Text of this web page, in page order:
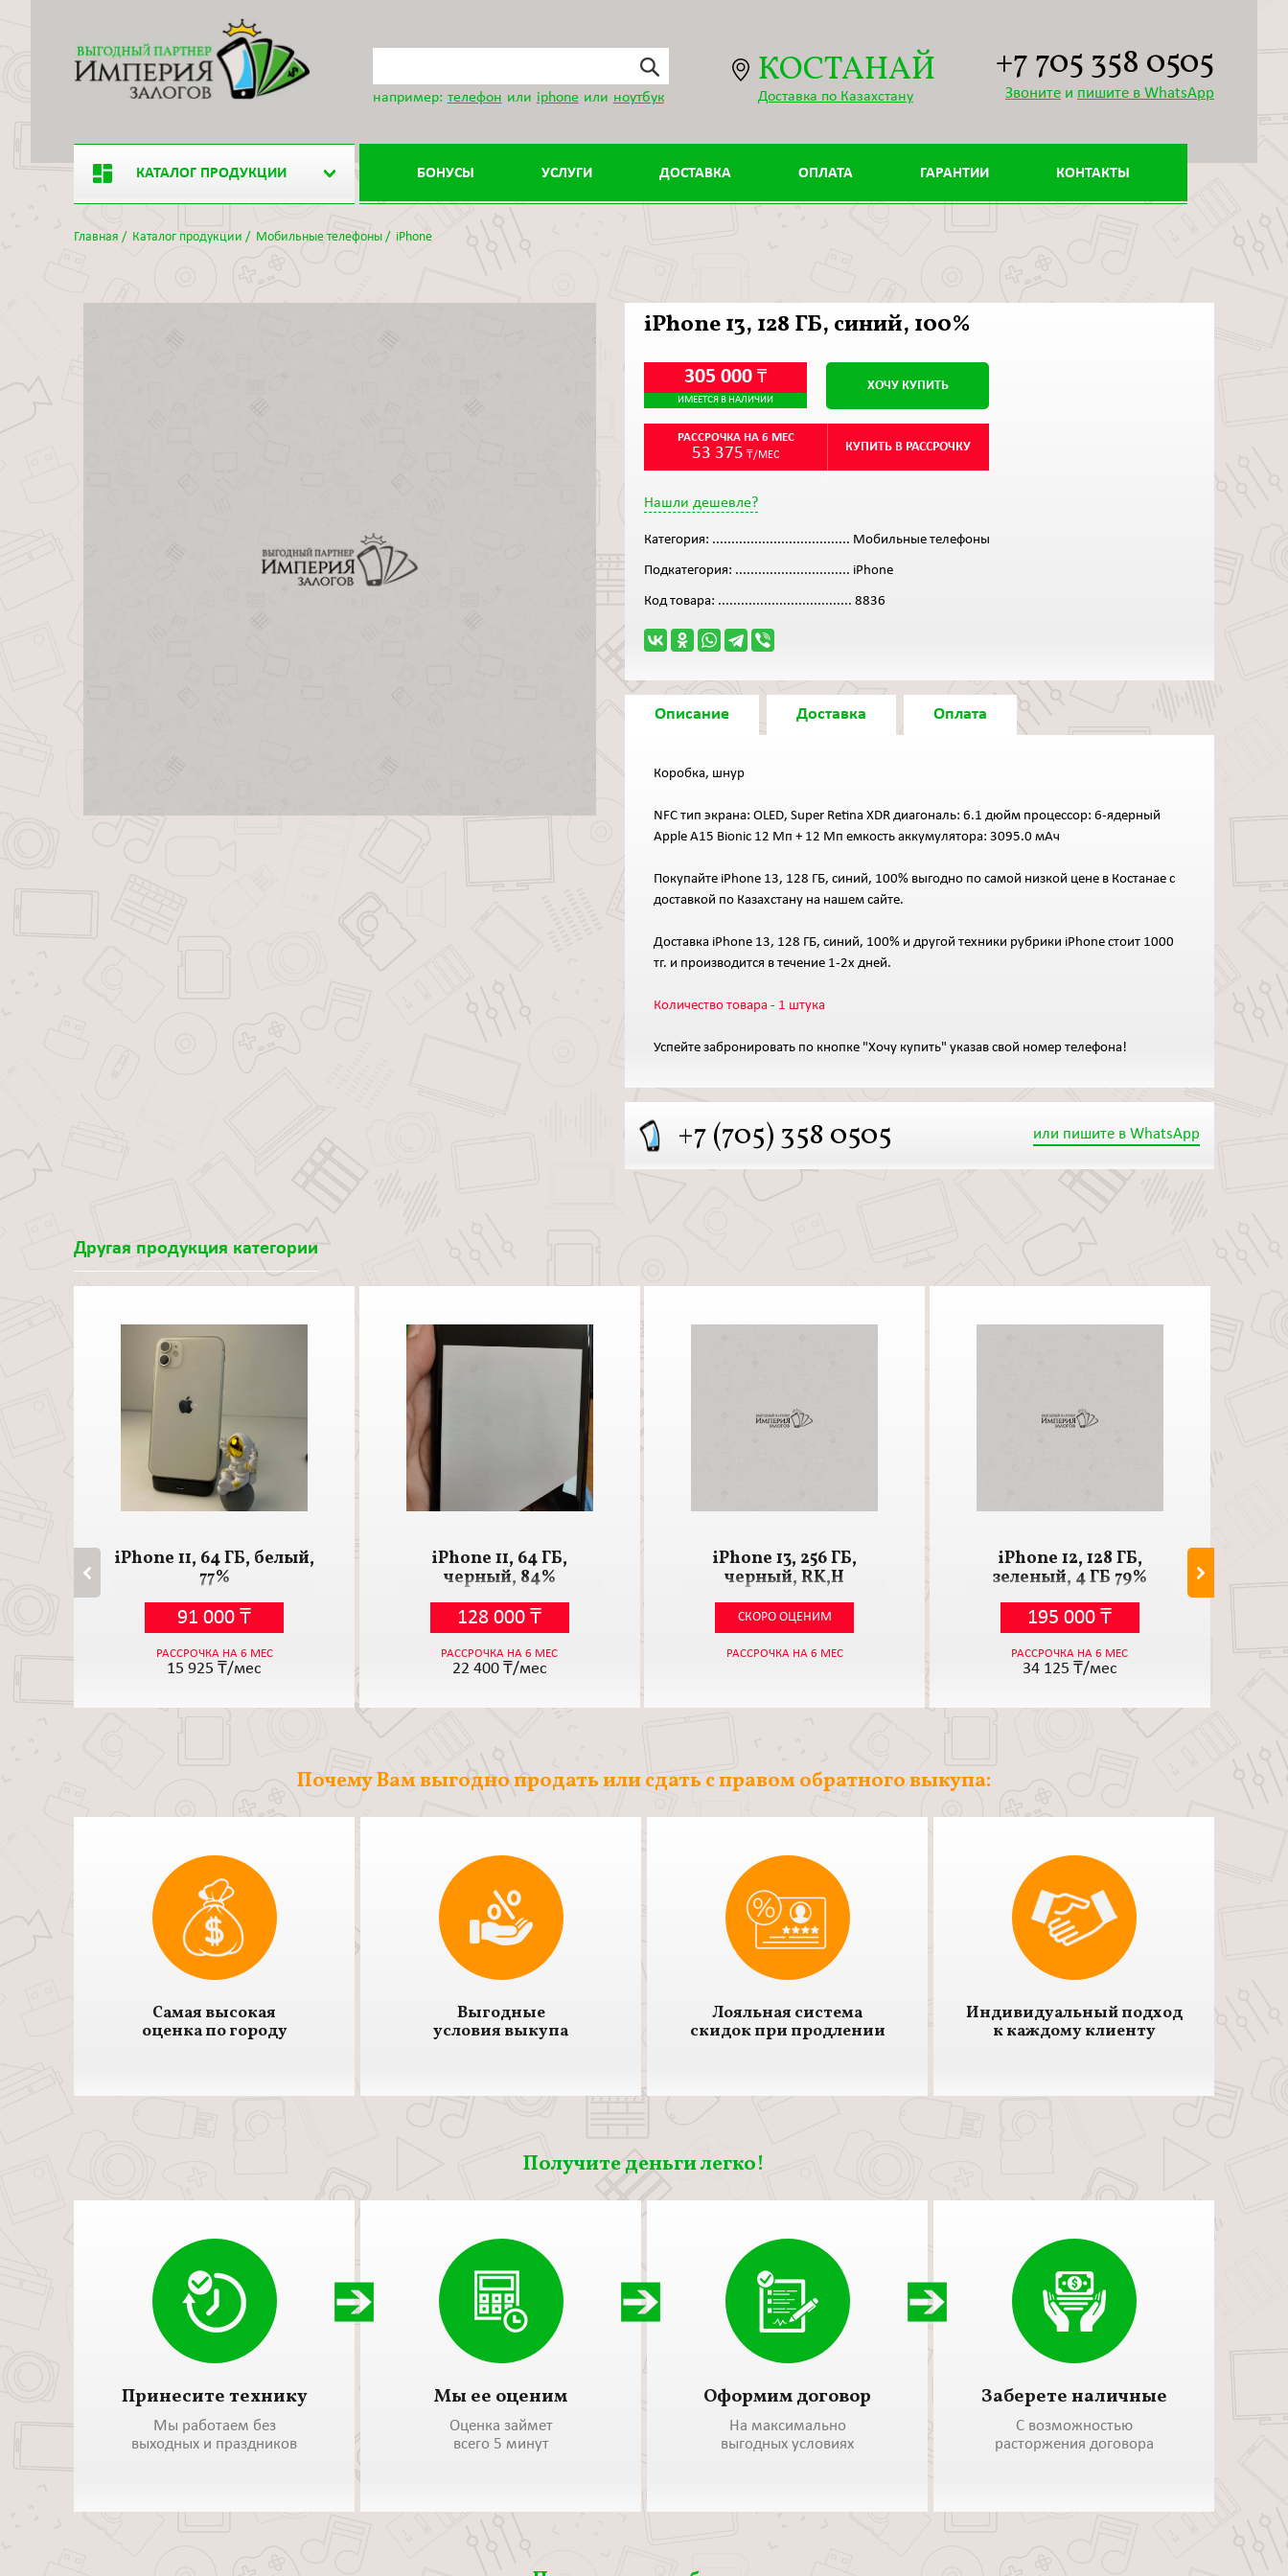
например: телефон или iphone или ноутбук
КОСТАНАЙ
Доставка по Казахстану
+7 705 358 0505
Звонитеи пишите в WhatsApp
КАТАЛОГ ПРОДУКЦИИ БОНУСЫ УСЛУГИ ДОСТАВКА ОПЛАТА ГАРАНТИИ КОНТАКТЫ
Главная / Каталог продукции / Мобильные телефоны / iPhone
iPhone 13, 128 ГБ, синий, 100%
305 000 ₸
ИМЕЕТСЯ В НАЛИЧИИ
ХОЧУ КУПИТЬ
РАССРОЧКА НА 6 МЕС
53 375 ₸/МЕС
КУПИТЬ В РАССРОЧКУ
Нашли дешевле?
Категория: .................................... Мобильные телефоны
Подкатегория: .............................. iPhone
Код товара: ................................... 8836
Описание Доставка Оплата
Коробка, шнур
NFC тип экрана: OLED, Super Retina XDR диагональ: 6.1 дюйм процессор: 6-ядерный
Apple A15 Bionic 12 Мп + 12 Мп емкость аккумулятора: 3095.0 мАч
Покупайте iPhone 13, 128 ГБ, синий, 100% выгодно по самой низкой цене в Костанае с
доставкой по Казахстану на нашем сайте.
Доставка iPhone 13, 128 ГБ, синий, 100% и другой техники рубрики iPhone стоит 1000
тг. и производится в течение 1-2х дней.
Количество товара - 1 штука
Успейте забронировать по кнопке "Хочу купить" указав свой номер телефона!
+7 (705) 358 0505 или пишите в WhatsApp
Другая продукция категории
iPhone 11, 64 ГБ, белый,
77%
91 000 ₸
РАССРОЧКА НА 6 МЕС
15 925 ₸/мес
iPhone 11, 64 ГБ,
черный, 84%
128 000 ₸
РАССРОЧКА НА 6 МЕС
22 400₸/мес
iPhone 13, 256 ГБ,
черный, RK,Н
СКОРО ОЦЕНИМ
РАССРОЧКА НА 6 МЕС
iPhone 12, 128 ГБ,
зеленый, 4 ГБ 79%
195 000 ₸
РАССРОЧКА НА 6 МЕС
34 125 ₸/мес
Почему Вам выгодно продать или сдать с правом обратного выкупа:
Самая высокая
оценка по городу
Выгодные
условия выкупа
Лояльная система
скидок при продлении
Индивидуальный подход
к каждому клиенту
Получите деньги легко!
Принесите технику
Мы работаем без
выходных и праздников
Мы ее оценим
Оценка займет
всего 5 минут
Оформим договор
На максимально
выгодных условиях
Заберете наличные
С возможностью
расторжения договора